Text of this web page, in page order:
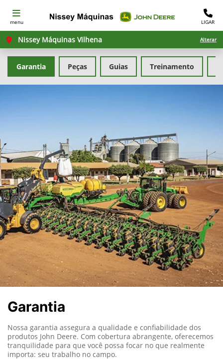
menu LIGAR
Nissey Máquinas Vilhena Alterar
Peças
Garantia Guias Treinamento
Garantia
Nossa garantia assegura a qualidade e confiabilidade dos
produtos John Deere. Com cobertura abrangente, oferecemos
tranquilidade para que você possa focar no que realmente
importa: seu trabalho no campo.